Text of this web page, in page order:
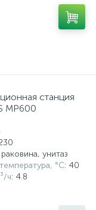
станция
MP600
унитаз
°С: 40
ч: 4.8